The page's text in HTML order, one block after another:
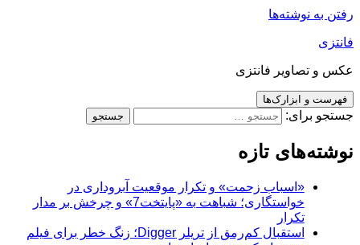
رفتن به نوشته‌ها
فانتزی
عکس و تصاویر فانتزی
فهرست و ابزارک‌ها
جستجو برای:
نوشته‌های تازه
«اسباب زحمت» و تکرار موقعیت آبروداری در
خواستگاری؛ شباهت به «پایتخت7» و چرخش بر مدار
تکرار
استقبال کم‌رمق از تریلر Digger؛ زنگ خطر برای فیلم